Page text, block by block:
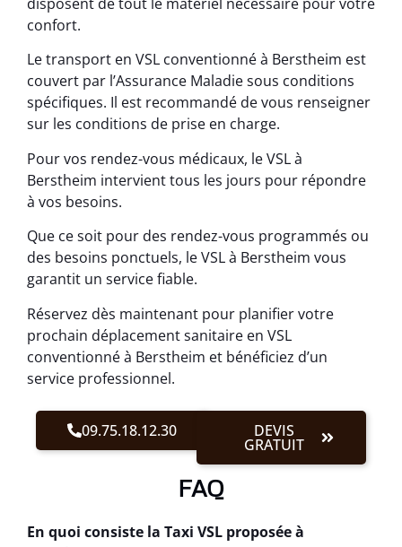
confort.
Le transport en VSL conventionné à Berstheim est
couvert par l’Assurance Maladie sous conditions
spécifiques. Il est recommandé de vous renseigner
sur les conditions de prise en charge.
Pour vos rendez-vous médicaux, le VSL à
Berstheim intervient tous les jours pour répondre
à vos besoins.
Que ce soit pour des rendez-vous programmés ou
des besoins ponctuels, le VSL à Berstheim vous
garantit un service fiable.
Réservez dès maintenant pour planifier votre
prochain déplacement sanitaire en VSL
conventionné à Berstheim et bénéficiez d’un
service professionnel.
09.75.18.12.30 DEVIS
GRATUIT
FAQ
En quoi consiste la Taxi VSL proposée à